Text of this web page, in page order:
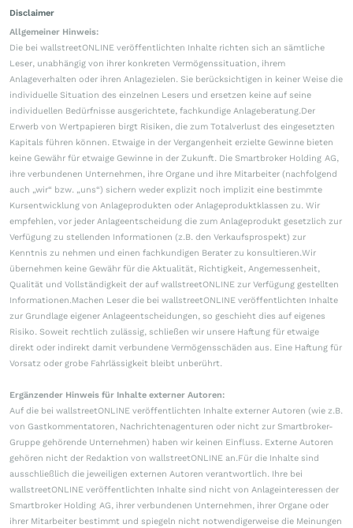
Disclaimer
Allgemeiner Hinweis:
Die bei wallstreetONLINE veröffentlichten Inhalte richten sich an sämtliche
Leser, unabhängig von ihrer konkreten Vermögenssituation, ihrem
Anlageverhalten oder ihren Anlagezielen. Sie berücksichtigen in keiner Weise die
individuelle Situation des einzelnen Lesers und ersetzen keine auf seine
individuellen Bedürfnisse ausgerichtete, fachkundige Anlageberatung.Der
Erwerb von Wertpapieren birgt Risiken, die zum Totalverlust des eingesetzten
Kapitals führen können. Etwaige in der Vergangenheit erzielte Gewinne bieten
keine Gewähr für etwaige Gewinne in der Zukunft. Die Smartbroker Holding AG,
ihre verbundenen Unternehmen, ihre Organe und ihre Mitarbeiter (nachfolgend
auch „wir“ bzw. „uns“) sichern weder explizit noch implizit eine bestimmte
Kursentwicklung von Anlageprodukten oder Anlageproduktklassen zu. Wir
empfehlen, vor jeder Anlageentscheidung die zum Anlageprodukt gesetzlich zur
Verfügung zu stellenden Informationen (z.B. den Verkaufsprospekt) zur
Kenntnis zu nehmen und einen fachkundigen Berater zu konsultieren.Wir
übernehmen keine Gewähr für die Aktualität, Richtigkeit, Angemessenheit,
Qualität und Vollständigkeit der auf wallstreetONLINE zur Verfügung gestellten
Informationen.Machen Leser die bei wallstreetONLINE veröffentlichten Inhalte
zur Grundlage eigener Anlageentscheidungen, so geschieht dies auf eigenes
Risiko. Soweit rechtlich zulässig, schließen wir unsere Haftung für etwaige
direkt oder indirekt damit verbundene Vermögensschäden aus. Eine Haftung für
Vorsatz oder grobe Fahrlässigkeit bleibt unberührt.
Ergänzender Hinweis für Inhalte externer Autoren:
Auf die bei wallstreetONLINE veröffentlichten Inhalte externer Autoren (wie z.B.
von Gastkommentatoren, Nachrichtenagenturen oder nicht zur Smartbroker-
Gruppe gehörende Unternehmen) haben wir keinen Einfluss. Externe Autoren
gehören nicht der Redaktion von wallstreetONLINE an.Für die Inhalte sind
ausschließlich die jeweiligen externen Autoren verantwortlich. Ihre bei
wallstreetONLINE veröffentlichten Inhalte sind nicht von Anlageinteressen der
Smartbroker Holding AG, ihrer verbundenen Unternehmen, ihrer Organe oder
ihrer Mitarbeiter bestimmt und spiegeln nicht notwendigerweise die Meinungen